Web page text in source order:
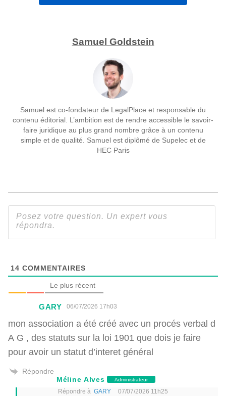
Samuel Goldstein
Samuel est co-fondateur de LegalPlace et responsable du
contenu éditorial. L’ambition est de rendre accessible le savoir-
faire juridique au plus grand nombre grâce à un contenu
simple et de qualité. Samuel est diplômé de Supelec et de
HEC Paris
14 COMMENTAIRES
Le plus récent
GARY 06/07/2026 17h03
mon association a été créé avec un procés verbal d
A G , des statuts sur la loi 1901 que dois je faire
pour avoir un statut d’interet général
Répondre
Méline Alves
Administrateur
Répondre à GARY 07/07/2026 11h25